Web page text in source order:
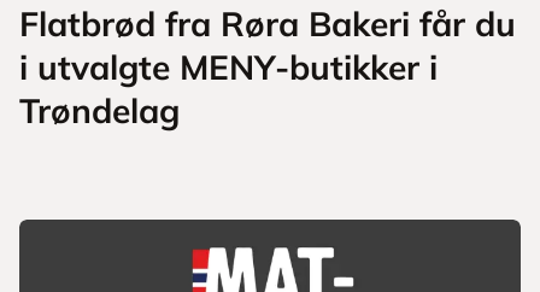
Flatbrød fra Røra Bakeri får du
i utvalgte MENY-butikker i
Trøndelag